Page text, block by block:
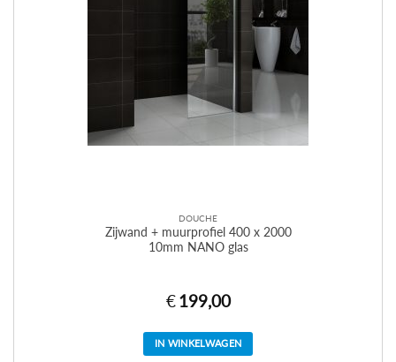
DOUCHE
Zijwand + muurprofiel 400 x 2000
10mm NANO glas
€ 199,00
IN WINKELWAGEN